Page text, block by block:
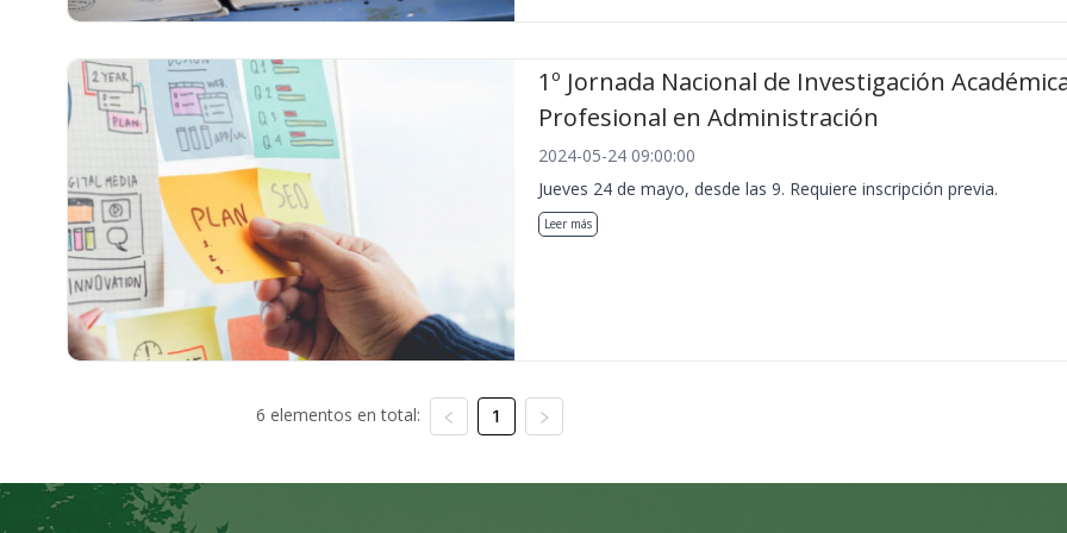
1º Jornada Nacional de Investigación
Profesional en Administración
2024-05-24 09:00:00
Jueves 24 de mayo, desde las 9. Requiere inscripción previa.
Leer más
6 elementos en total: 1